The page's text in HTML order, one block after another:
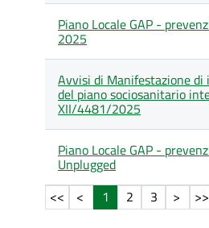
Piano Locale GAP -
2025
Avvisi di Manifestazione
del piano sociosanitario
XII/4481/2025
Piano Locale GAP -
Unplugged
1
2 3